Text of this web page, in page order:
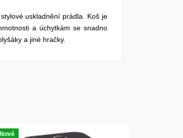
uskladnění prádla. Koš je
a úchytkám se snadno
a jiné hračky.
Nové